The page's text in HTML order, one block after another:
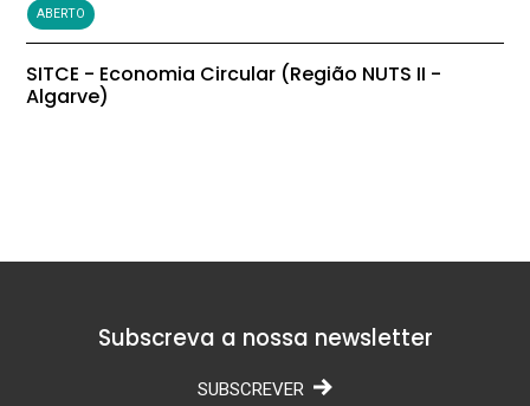
ABERTO
SITCE - Economia Circular (Região NUTS II -
Algarve)
Subscreva a nossa newsletter
SUBSCREVER